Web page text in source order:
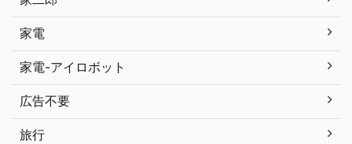
家電
家電-アイロボット
広告不要
旅行